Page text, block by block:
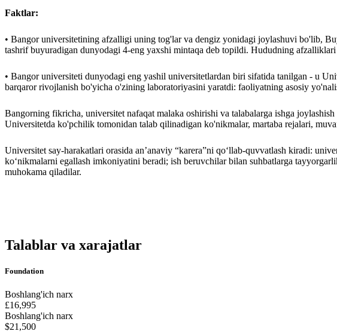
Faktlar:
• Bangor universitetining afzalligi uning tog'lar va dengiz yonidagi joylashuvi bo'lib,
tashrif buyuradigan dunyodagi 4-eng yaxshi mintaqa deb topildi. Hududning
• Bangor universiteti dunyodagi eng yashil universitetlardan biri sifatida tanilgan - u
barqaror rivojlanish bo'yicha o'zining laboratoriyasini yaratdi: faoliyatning asosiy
Bangorning fikricha, universitet nafaqat malaka oshirishi va talabalarga ishga
Universitetda ko'pchilik tomonidan talab qilinadigan ko'nikmalar, martaba rejalari,
Universitet say-harakatlari orasida an’anaviy “karera”ni qo‘llab-quvvatlash kiradi:
ko‘nikmalarni egallash imkoniyatini beradi; ish beruvchilar bilan suhbatlarga
muhokama qiladilar.
Talablar va xarajatlar
Foundation
Boshlang'ich narx
£16,995
Boshlang'ich narx
$21,500